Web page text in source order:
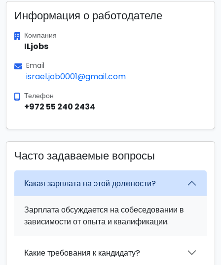
Информация о работодателе
Компания
ILjobs
Email
israel.job0001@gmail.com
Телефон
+972 55 240 2434
Часто задаваемые вопросы
Какая зарплата на этой должности?
Зарплата обсуждается на собеседовании в
зависимости от опыта и квалификации.
Какие требования к кандидату?